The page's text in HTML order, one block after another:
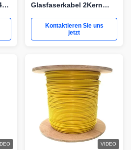
Glasfaserkabel 2Kern
G652D Einzelmodus
Multi-Modus
Kontaktieren Sie uns
jetzt
VIDEO